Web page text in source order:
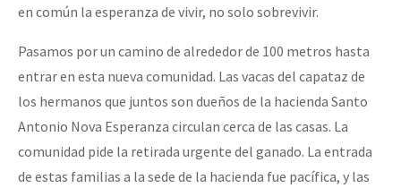
Otras secciones
la naturaleza bajo asedio)
Libros para descargar
en común la esperanza de vivir, no solo sobrevivir.
Pasamos por un camino de alrededor de 100 metros hasta
entrar en esta nueva comunidad. Las vacas del capataz de
los hermanos que juntos son dueños de la hacienda Santo
Antonio Nova Esperanza circulan cerca de las casas. La
comunidad pide la retirada urgente del ganado. La entrada
de estas familias a la sede de la hacienda fue pacífica, y las